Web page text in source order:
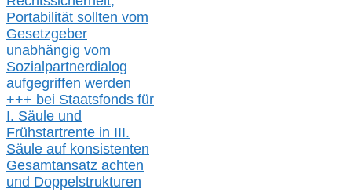
Portabilität sollten vom
Gesetzgeber
unabhängig vom
Sozialpartnerdialog
aufgegriffen werden
+++ bei Staatsfonds für
I. Säule und
Frühstartrente in III.
Säule auf konsistenten
Gesamtansatz achten
und Doppelstrukturen